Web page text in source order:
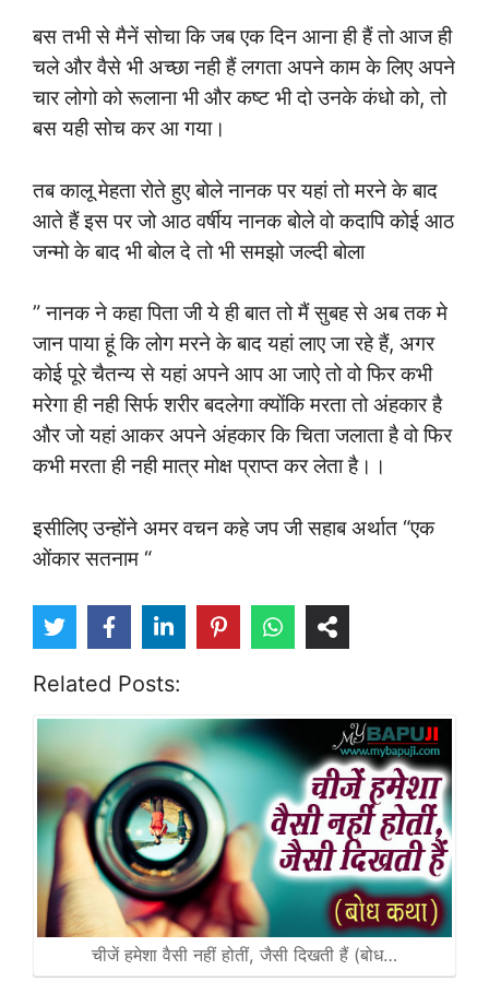
बस तभी से मैनें सोचा कि जब एक दिन आना ही हैं तो आज ही
चले और वैसे भी अच्छा नही हैं लगता अपने काम के लिए अपने
चार लोगो को रूलाना भी और कष्ट भी दो उनके कंधो को, तो
बस यही सोच कर आ गया।
तब कालू मेहता रोते हुए बोले नानक पर यहां तो मरने के बाद
आते हैं इस पर जो आठ वर्षीय नानक बोले वो कदापि कोई आठ
जन्मो के बाद भी बोल दे तो भी समझो जल्दी बोला
” नानक ने कहा पिता जी ये ही बात तो मैं सुबह से अब तक मे
जान पाया हूं कि लोग मरने के बाद यहां लाए जा रहे हैं, अगर
कोई पूरे चैतन्य से यहां अपने आप आ जाऐ तो वो फिर कभी
मरेगा ही नही सिर्फ शरीर बदलेगा क्योंकि मरता तो अंहकार है
और जो यहां आकर अपने अंहकार कि चिता जलाता है वो फिर
कभी मरता ही नही मात्र मोक्ष प्राप्त कर लेता है।।
इसीलिए उन्होंने अमर वचन कहे जप जी सहाब अर्थात “एक
ओंकार सतनाम “
Related Posts:
चीजें हमेशा वैसी नहीं होतीं, जैसी दिखती हैं (बोध…